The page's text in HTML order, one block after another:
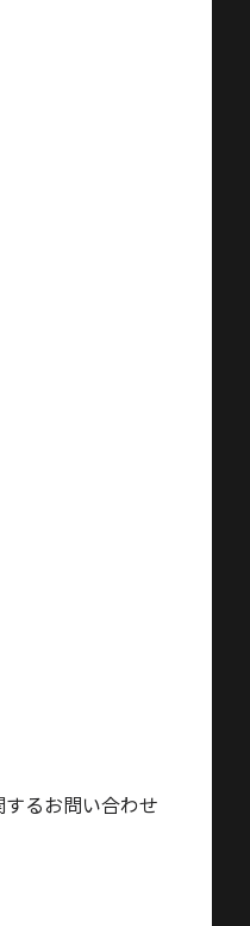
るお問い合わせ